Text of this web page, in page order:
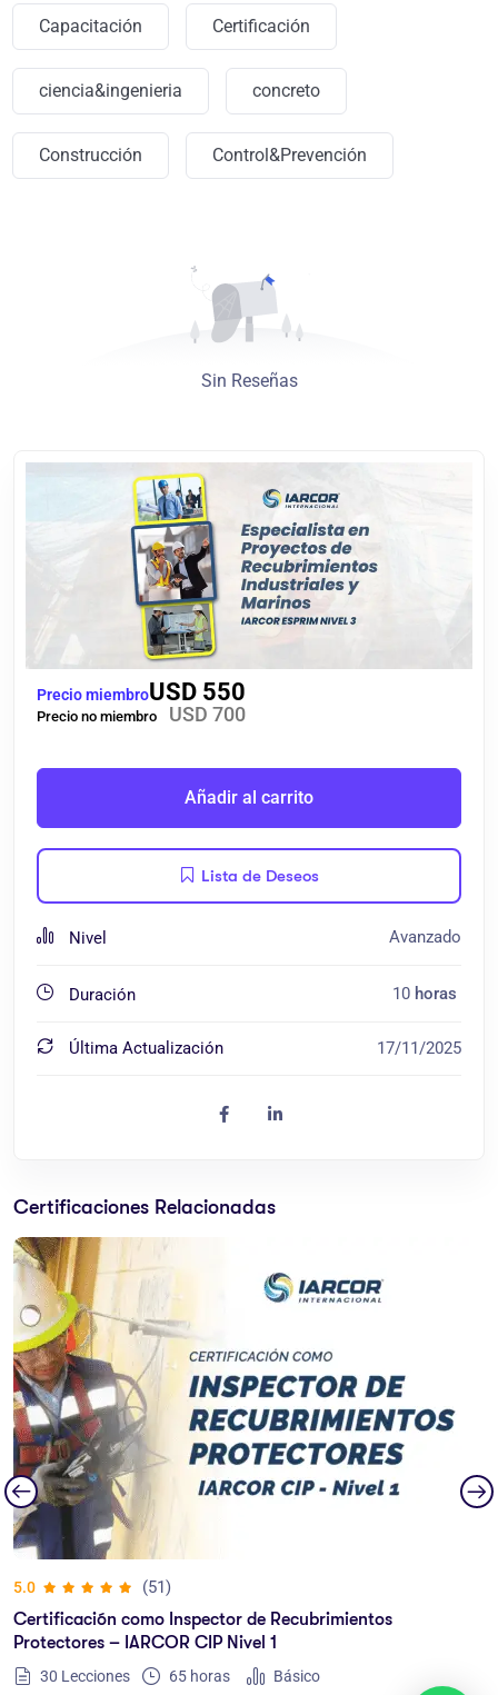
Capacitación Certificación
ciencia&ingenieria concreto
Construcción Control&Prevención
Sin Reseñas
USD 550
USD 700
Añadir al carrito
Lista de Deseos
Nivel Avanzado
Duración 10 horas
Última Actualización 17/11/2025
Certificaciones Relacionadas
4.8
Técnico en Detección de Corrosión a Través de
Destructivos – IARCOR NDT NIVEL 1
10 Lecciones 20 horas